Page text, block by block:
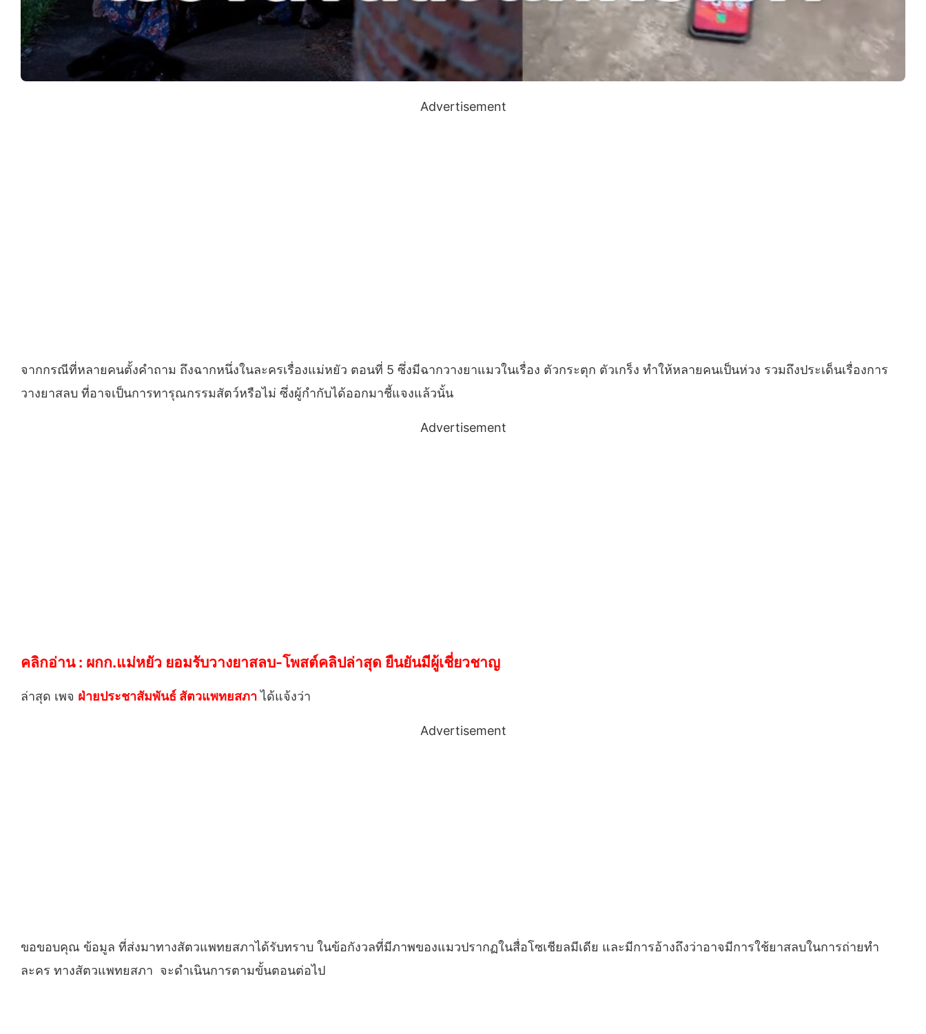
Advertisement
จากกรณีที่หลายคนตั้งคำถาม ถึงฉากหนึ่งในละครเรื่องแม่หยัว ตอนที่ 5 ซึ่งมีฉากวางยาแมวในเรื่อง ตัวกระตุก ตัวเกร็ง ทำให้หลายคนเป็นห่วง รวมถึงประเด็นเรื่องการ
วางยาสลบ ที่อาจเป็นการทารุณกรรมสัตว์หรือไม่ ซึ่งผู้กำกับได้ออกมาชี้แจงแล้วนั้น
Advertisement
คลิกอ่าน : ผกก.แม่หยัว ยอมรับวางยาสลบ-โพสต์คลิปล่าสุด ยืนยันมีผู้เชี่ยวชาญ
ล่าสุด เพจ ฝ่ายประชาสัมพันธ์ สัตวแพทยสภาได้แจ้งว่า
Advertisement
ขอขอบคุณ ข้อมูล ที่ส่งมาทางสัตวแพทยสภาได้รับทราบ ในข้อกังวลที่มีภาพของแมวปรากฏในสื่อโซเชียลมีเดีย และมีการอ้างถึงว่าอาจมีการใช้ยาสลบในการถ่ายทำ
ละคร ทางสัตวแพทยสภา จะดำเนินการตามขั้นตอนต่อไป